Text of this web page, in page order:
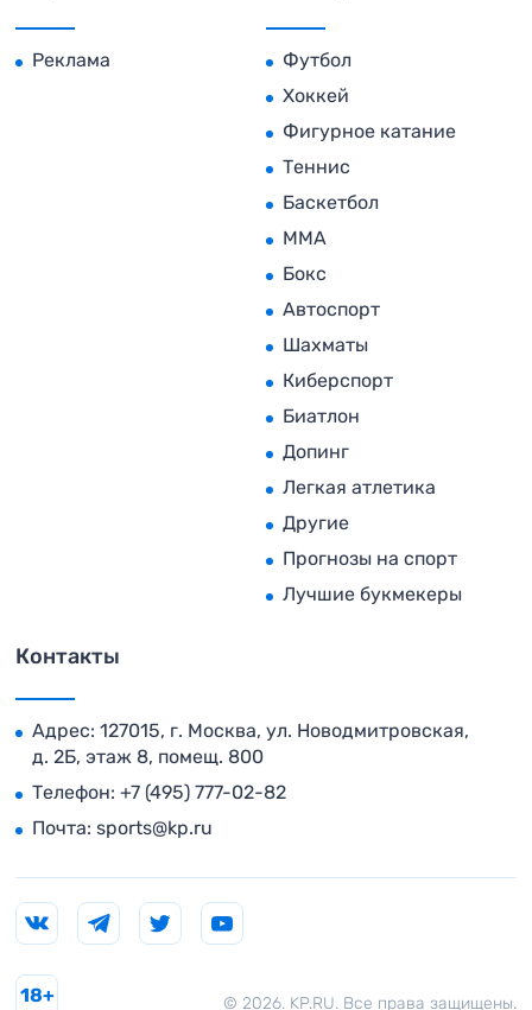
Реклама
Футбол
Хоккей
Фигурное катание
Теннис
Баскетбол
MMA
Бокс
Автоспорт
Шахматы
Киберспорт
Биатлон
Допинг
Легкая атлетика
Другие
Прогнозы на спорт
Лучшие букмекеры
Контакты
Адрес: 127015, г. Москва, ул. Новодмитровская,
д. 2Б, этаж 8, помещ. 800
Телефон: +7 (495) 777-02-82
Почта: sports@kp.ru
© 2026. KP.RU. Все права защищены.
18+